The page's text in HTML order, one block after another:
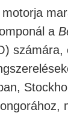
a
számára,